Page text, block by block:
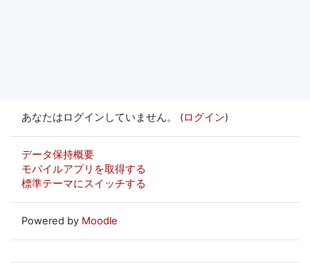
あなたはログインしていません。 (ログイン)
データ保持概要
モバイルアプリを取得する
標準テーマにスイッチする
Powered by Moodle